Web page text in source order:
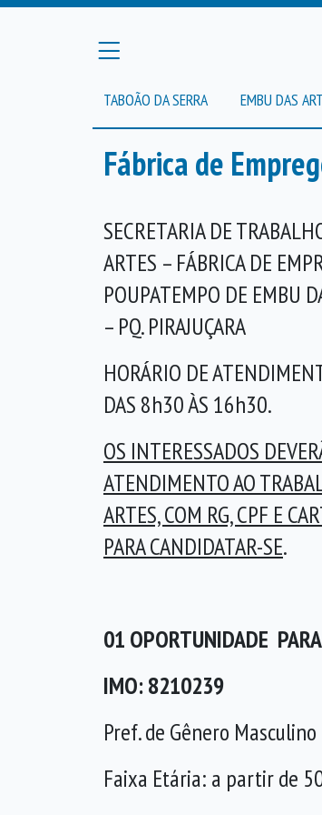
TABOÃO DA SERRA EMBU DAS
Fábrica de
SECRETARIA DE
ARTES – FÁBRICA DE
POUPATEMPO DE EMBU
– PQ. PIRAJUÇARA
HORÁRIO DE
DAS 8h30 ÀS 16h30.
OS INTERESSADOS
ATENDIMENTO AO
ARTES, COM RG, CPF E
PARA CANDIDATAR-SE.
01 OPORTUNIDADE
IMO: 8210239
Pref. de Gênero Masculino
Faixa Etária: a partir de